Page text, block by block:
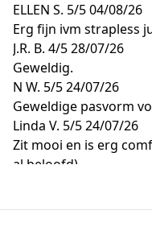
ELLEN S. 5/504/08/26
Erg fijn ivm strapless
J.R. B. 4/528/07/26
Geweldig.
N W. 5/524/07/26
Geweldige pasvorm
Linda V. 5/524/07/26
Zit mooi en is erg
al beloofd)